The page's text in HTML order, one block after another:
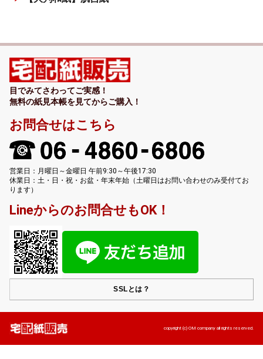
目でみてさわってご実感！
無料の紙見本帳を見てからご購入！
お問合せはこちら
営業日：月曜日～金曜日 午前9:30～午後17:30
休業日：土・日・祝・お盆・年末年始（土曜日はお問い合わせのみ受付てお
ります）
Lineからのお問合せもOK！
SSLとは？
copyright (c) OM company all rights reserved.